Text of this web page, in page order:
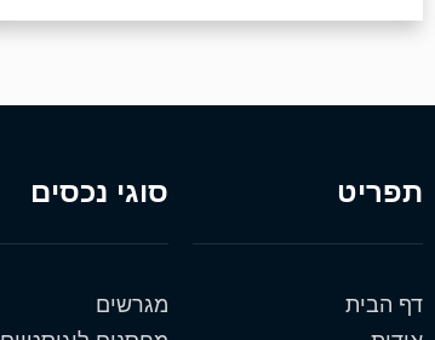
תפריט
דף הבית
סוגי נכסים
מגרשים